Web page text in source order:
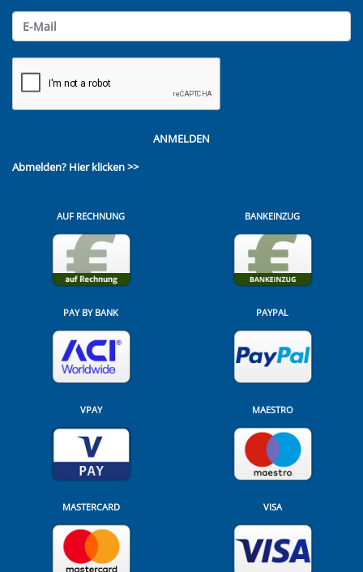
ANMELDEN
Abmelden? Hier klicken >>
AUF RECHNUNG BANKEINZUG
PAY BY BANK PAYPAL
VPAY MAESTRO
MASTERCARD VISA